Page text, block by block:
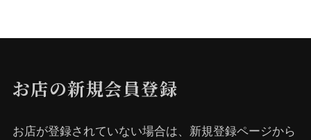
お店の新規会員登録
お店が登録されていない場合は、新規登録ページから